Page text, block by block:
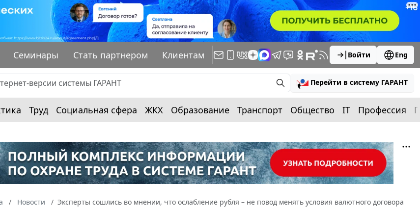
Семинары Стать партнером Клиентам Войти Eng
Перейти в систему ГАРАНТ
Труд Социальная сфера ЖКХ Образование Транспорт Общество IT Профессия
Новости
Эксперты сошлись во мнении, что ослабление рубля – не повод менять условия валютного договора